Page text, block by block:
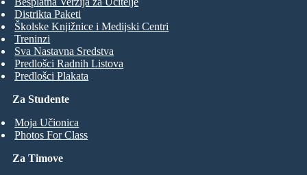
Za Studente
Moja Učionica
Photos For Class
Distrikta Paketi
Školske Knjižnice i Medijski Centri
Treninzi
Sva Nastavna Sredstva
Predlošci Radnih Listova
Predlošci Plakata
Za Timove